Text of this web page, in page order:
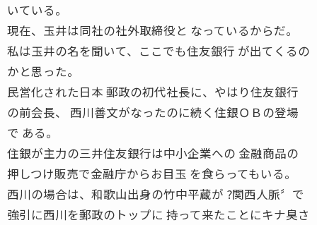
いている。
現在、玉井は同社の社外取締役と なっているからだ。
私は玉井の名を聞いて、ここでも住友銀行 が出てくるの
かと思った。
民営化された日本 郵政の初代社長に、やはり住友銀行
の前会長、 西川善文がなったのに続く住銀ＯＢの登場
で ある。
住銀が主力の三井住友銀行は中小企業への 金融商品の
押しつけ販売で金融庁からお目玉 を食らってもいる。
西川の場合は、和歌山出身の竹中平蔵が ?関西人脈〞で
強引に西川を郵政のトップに 持って来たことにキナ臭さ